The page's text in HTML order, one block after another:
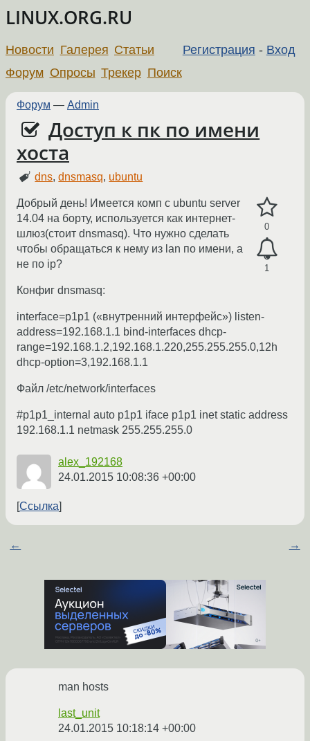
LINUX.ORG.RU
Регистрация - Вход
Новости Галерея Статьи
Форум Опросы Трекер Поиск
Форум — Admin
Доступ к пк по имени
хоста
dns,dnsmasq, ubuntu
0
1
Добрый день! Имеется комп с ubuntu server
14.04 на борту, используется как интернет-
шлюз(стоит dnsmasq). Что нужно сделать
чтобы обращаться к нему из lan по имени, а
не по ip?
Конфиг dnsmasq:
interface=p1p1 («внутренний интерфейс») listen-
address=192.168.1.1 bind-interfaces dhcp-
range=192.168.1.2,192.168.1.220,255.255.255.0,12h
dhcp-option=3,192.168.1.1
Файл /etc/network/interfaces
#p1p1_internal auto p1p1 iface p1p1 inet static address
192.168.1.1 netmask 255.255.255.0
alex_192168
24.01.2015 10:08:36 +00:00
Ссылка
← →
man hosts
last_unit
24.01.2015 10:18:14 +00:00